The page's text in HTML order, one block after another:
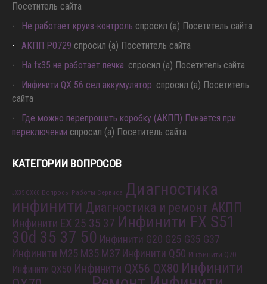
Посетитель сайта
Не работает круиз-контроль спросил (а) Посетитель сайта
АКПП P0729 спросил (а) Посетитель сайта
Hа fx35 не работает печка. спросил (а) Посетитель сайта
Инфинити QX 56 сел аккумулятор. спросил (а) Посетитель
сайта
Где можно перепрошить коробку (АКПП) Пинается при
переключении спросил (а) Посетитель сайта
КАТЕГОРИИ ВОПРОСОВ
JX35 QX60 Вопросы Работы Сервиса Диагностика
инфинити Диагностика и ремонт АКПП
Инфинити EX 25 35 37 Инфинити FX S51
30d 35 37 50 Инфинити G20 G25 G35 G37
Инфинити M25 M35 M37 Инфинити Q50 Инфинити Q70
Инфинити QX50 Инфинити QX56 QX80 Инфинити